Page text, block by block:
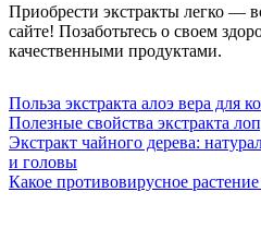
Приобрести экстракты легко —
сайте! Позаботьтесь о своем
качественными продуктами.
Польза экстракта алоэ вера для
Полезные свойства экстракта
Экстракт чайного дерева:
и головы
Какое противовирусное